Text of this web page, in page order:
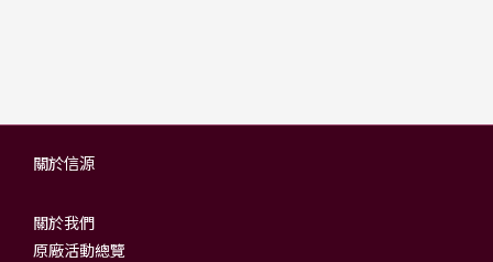
關於信源
關於我們
原廠活動總覽